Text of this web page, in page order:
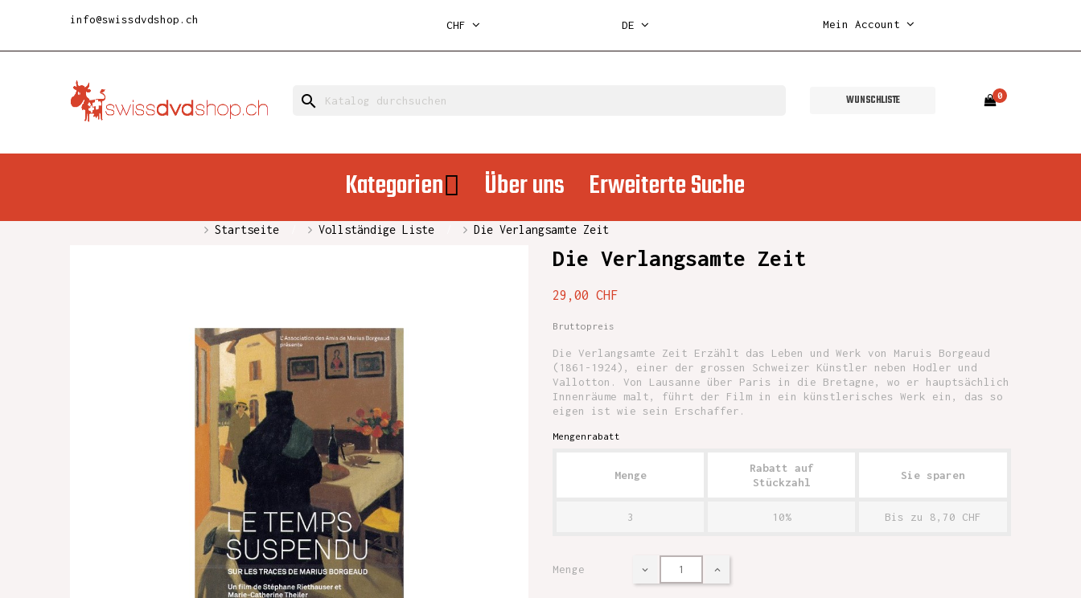
info@swissdvdshop.ch CHF DE Mein Account
search WUNSCHLISTE 0
Kategorien Über uns Erweiterte Suche
Startseite Vollständige Liste Die Verlangsamte Zeit
Die Verlangsamte Zeit
29,00 CHF
Bruttopreis
Die Verlangsamte Zeit Erzählt das Leben und Werk von Maruis Borgeaud
(1861-1924), einer der grossen Schweizer Künstler neben Hodler und
Vallotton. Von Lausanne über Paris in die Bretagne, wo er hauptsächlich
Innenräume malt, führt der Film in ein künstlerisches Werk ein, das so
eigen ist wie sein Erschaffer.
Mengenrabatt
Menge
Rabatt auf
Stückzahl
Sie sparen
3 10% Bis zu 8,70 CHF
Menge